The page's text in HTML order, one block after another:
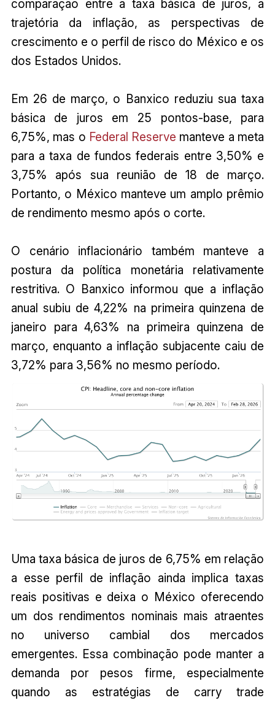
comparação entre a taxa básica de juros, a
trajetória da inflação, as perspectivas de
crescimento e o perfil de risco do México e os
dos Estados Unidos.
Em 26 de março, o Banxico reduziu sua taxa
básica de juros em 25 pontos-base, para
6,75%, mas o Federal Reserve manteve a meta
para a taxa de fundos federais entre 3,50% e
3,75% após sua reunião de 18 de março.
Portanto, o México manteve um amplo prêmio
de rendimento mesmo após o corte.
O cenário inflacionário também manteve a
postura da política monetária relativamente
restritiva. O Banxico informou que a inflação
anual subiu de 4,22% na primeira quinzena de
janeiro para 4,63% na primeira quinzena de
março, enquanto a inflação subjacente caiu de
3,72% para 3,56% no mesmo período.
Uma taxa básica de juros de 6,75% em relação
a esse perfil de inflação ainda implica taxas
reais positivas e deixa o México oferecendo
um dos rendimentos nominais mais atraentes
no universo cambial dos mercados
emergentes. Essa combinação pode manter a
demanda por pesos firme, especialmente
quando as estratégias de carry trade